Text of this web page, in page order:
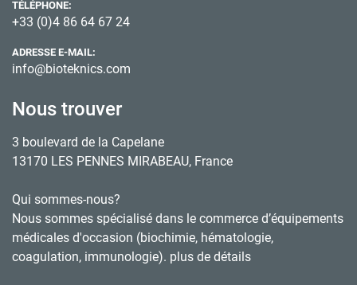
TÉLÉPHONE:
+33 (0)4 86 64 67 24
ADRESSE E-MAIL:
info@bioteknics.com
Nous trouver
3 boulevard de la Capelane
13170 LES PENNES MIRABEAU, France
Qui sommes-nous?
Nous sommes spécialisé dans le commerce d’équipements
médicales d'occasion (biochimie, hématologie,
coagulation, immunologie). plus de détails